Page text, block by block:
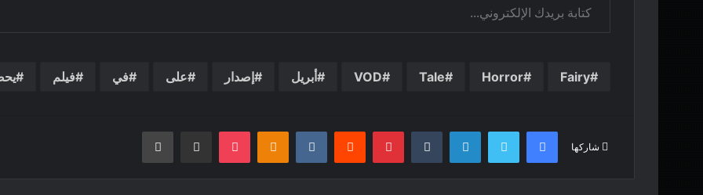
Fairy
Horror
Tale
VOD أبريل إصدار على في فيلم
شاركها
فيسبوكتويتر لينكدإن بينتيريست Odnoklassniki
بوكيت مشاركة عبر البريد طباعة